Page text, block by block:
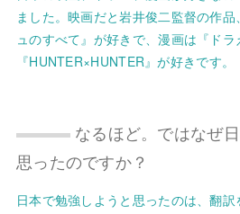
ました。映画だと岩井俊二監督の作
ュのすべて』が好きで、漫画は『ドラ
『HUNTER×HUNTER』が好きです。
なるほど。ではなぜ
思ったのですか？
日本で勉強しようと思ったのは、翻